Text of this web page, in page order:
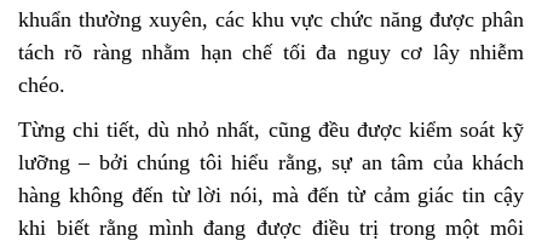
khuẩn thường xuyên, các khu vực chức năng được phân
tách rõ ràng nhằm hạn chế tối đa nguy cơ lây nhiễm
chéo.
Từng chi tiết, dù nhỏ nhất, cũng đều được kiểm soát kỹ
lưỡng – bởi chúng tôi hiểu rằng, sự an tâm của khách
hàng không đến từ lời nói, mà đến từ cảm giác tin cậy
khi biết rằng mình đang được điều trị trong một môi